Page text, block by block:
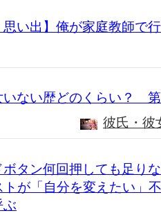
思い出】俺が家庭教師で
いない歴どのくらい？
彼氏・彼
ボタン何回押しても足
トが「自分を変えたい」
ぶ